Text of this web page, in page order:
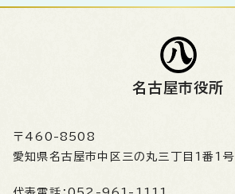
名古屋市役所
〒460-8508
愛知県名古屋市中区三の丸三丁目1番1号